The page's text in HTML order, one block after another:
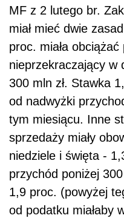
MF z 2 lutego br.
miał mieć dwie
proc. miała obciążać
nieprzekraczający w
300 mln zł. Stawka
od nadwyżki
tym miesiącu. Inne
sprzedaży miały
niedziele i święta -
przychód poniżej
1,9 proc. (powyżej
od podatku miałaby